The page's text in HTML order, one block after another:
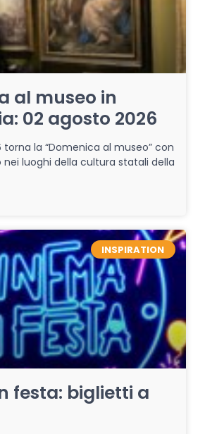
al museo in
02 agosto 2026
torna la “Domenica al museo” con
luoghi della cultura statali della
INSPIRATION
festa: biglietti a